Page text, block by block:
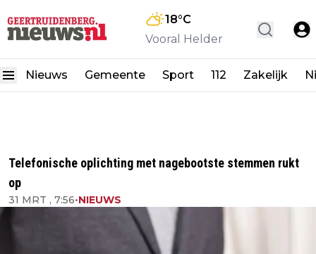
18°C
Vooral Helder
Nieuws Gemeente Sport 112 Zakelijk
Telefonische oplichting met nagebootste stemmen rukt
op
31 MRT , 7:56•NIEUWS